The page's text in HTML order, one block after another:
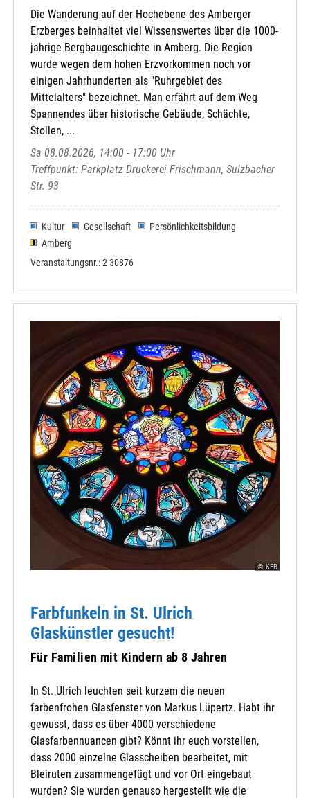
Die Wanderung auf der Hochebene des Amberger
Erzberges beinhaltet viel Wissenswertes über die 1000-
jährige Bergbaugeschichte in Amberg. Die Region
wurde wegen dem hohen Erzvorkommen noch vor
einigen Jahrhunderten als "Ruhrgebiet des
Mittelalters" bezeichnet. Man erfährt auf dem Weg
Spannendes über historische Gebäude, Schächte,
Stollen, ...
Sa 08.08.2026, 14:00 - 17:00 Uhr
Treffpunkt: Parkplatz Druckerei Frischmann, Sulzbacher
Str. 93
Kultur Gesellschaft
Persönlichkeitsbildung
Amberg
Veranstaltungsnr.: 2-30876
© KEB
Farbfunkeln in St. Ulrich
Glaskünstler gesucht!
Für Familien mit Kindern ab 8 Jahren
In St. Ulrich leuchten seit kurzem die neuen
farbenfrohen Glasfenster von Markus Lüpertz. Habt ihr
gewusst, dass es über 4000 verschiedene
Glasfarbennuancen gibt? Könnt ihr euch vorstellen,
dass 2000 einzelne Glasscheiben bearbeitet, mit
Bleiruten zusammengefügt und vor Ort eingebaut
wurden? Sie wurden genauso hergestellt wie die